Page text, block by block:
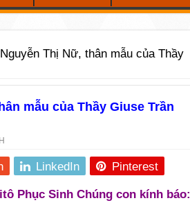
Thị Nữ, thân mẫu của Thầy
mẫu của Thầy Giuse Trần
LinkedIn Pinterest
Phục Sinh Chúng con kính báo: